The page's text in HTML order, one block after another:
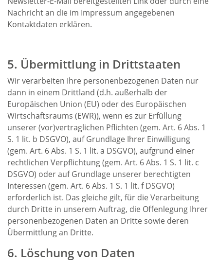
Nachricht an die im Impressum angegebenen
Kontaktdaten erklären.
5. Übermittlung in Drittstaaten
Wir verarbeiten Ihre personenbezogenen Daten nur
dann in einem Drittland (d.h. außerhalb der
Europäischen Union (EU) oder des Europäischen
Wirtschaftsraums (EWR)), wenn es zur Erfüllung
unserer (vor)vertraglichen Pflichten (gem. Art. 6 Abs. 1
S. 1 lit. b DSGVO), auf Grundlage Ihrer Einwilligung
(gem. Art. 6 Abs. 1 S. 1 lit. a DSGVO), aufgrund einer
rechtlichen Verpflichtung (gem. Art. 6 Abs. 1 S. 1 lit. c
DSGVO) oder auf Grundlage unserer berechtigten
Interessen (gem. Art. 6 Abs. 1 S. 1 lit. f DSGVO)
erforderlich ist. Das gleiche gilt, für die Verarbeitung
durch Dritte in unserem Auftrag, die Offenlegung Ihrer
personenbezogenen Daten an Dritte sowie deren
Übermittlung an Dritte.
6. Löschung von Daten